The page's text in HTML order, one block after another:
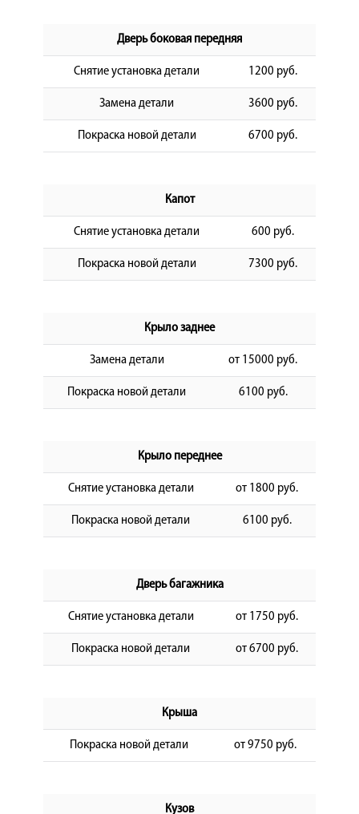
Дверь боковая передняя
Снятие установка детали 1200 руб.
Замена детали 3600 руб.
Покраска новой детали 6700 руб.
Капот
Снятие установка детали 600 руб.
Покраска новой детали 7300 руб.
Крыло заднее
Замена детали от 15000 руб.
Покраска новой детали 6100 руб.
Крыло переднее
Снятие установка детали от 1800 руб.
Покраска новой детали 6100 руб.
Дверь багажника
Снятие установка детали от 1750 руб.
Покраска новой детали от 6700 руб.
Крыша
Покраска новой детали от 9750 руб.
Кузов